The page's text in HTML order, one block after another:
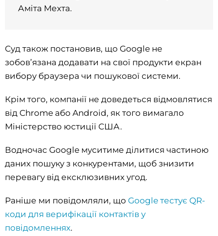
Аміта Мехта.
Суд також постановив, що Google не
зобов’язана додавати на свої продукти екран
вибору браузера чи пошукової системи.
Крім того, компанії не доведеться відмовлятися
від Chrome або Android, як того вимагало
Міністерство юстиції США.
Водночас Google муситиме ділитися частиною
даних пошуку з конкурентами, щоб знизити
перевагу від ексклюзивних угод.
Раніше ми повідомляли, що Google тестує QR-
коди для верифікації контактів у
повідомленнях.